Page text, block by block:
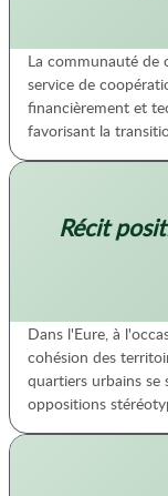
La communauté de
service de
financièrement et
favorisant la
Récit
Dans l'Eure, à
cohésion des
quartiers urbains
oppositions